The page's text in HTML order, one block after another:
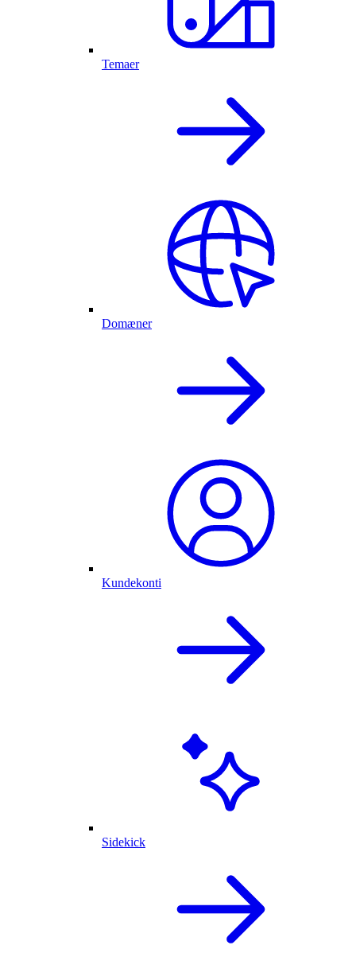
Temaer
Domæner
Kundekonti
Sidekick